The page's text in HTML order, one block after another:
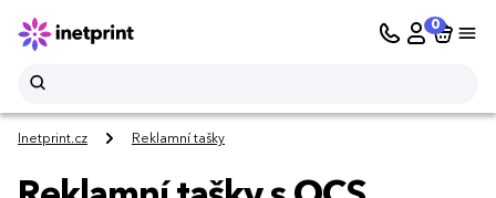
0
Inetprint.cz Reklamní tašky